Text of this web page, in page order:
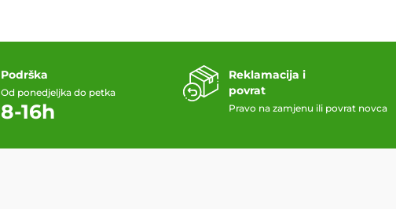
Podrška
Od ponedjeljka do petka
8-16h
Reklamacija i
povrat
Pravo na zamjenu ili povrat novca